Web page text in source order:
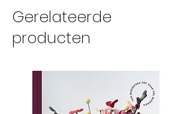
Gerelateerde
producten